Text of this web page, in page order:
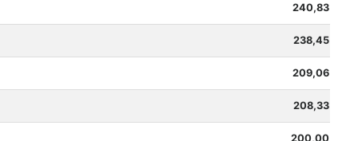
240,83
238,45
209,06
208,33
200,00